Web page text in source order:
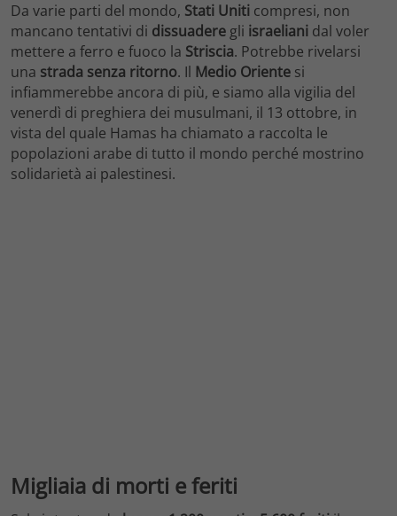
Da varie parti del mondo, Stati Uniti compresi, non
mancano tentativi di dissuadere gli israeliani dal voler
mettere a ferro e fuoco la Striscia. Potrebbe rivelarsi
una strada senza ritorno. Il Medio Oriente si
infiammerebbe ancora di più, e siamo alla vigilia del
venerdì di preghiera dei musulmani, il 13 ottobre, in
vista del quale Hamas ha chiamato a raccolta le
popolazioni arabe di tutto il mondo perché mostrino
solidarietà ai palestinesi.
Migliaia di morti e feriti